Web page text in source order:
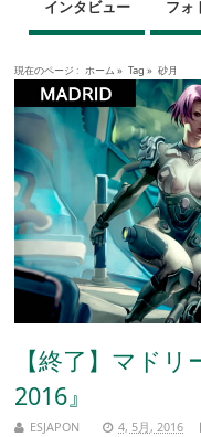
インタビュー フォ
現在のページ : ホーム » Tag » 砂月
【終了】マド
2016』
ESJAPON 4, 5月, 2016